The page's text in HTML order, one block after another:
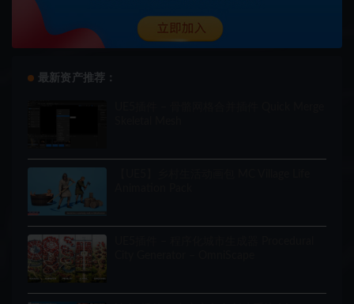
最新资产推荐：